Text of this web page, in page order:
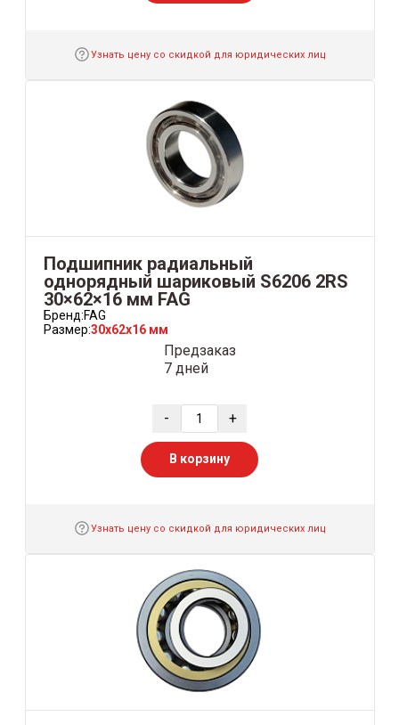
Узнать цену со скидкой для юридических лиц
Подшипник радиальный
однорядный шариковый S6206 2RS
30×62×16 мм FAG
Бренд:FAG
Размер:30x62x16 мм
Предзаказ
7 дней
- +
В корзину
Узнать цену со скидкой для юридических лиц